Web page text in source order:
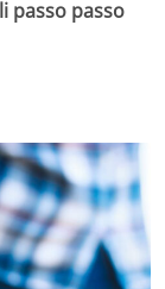
passo passo